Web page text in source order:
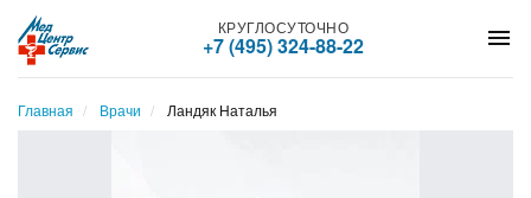
menu
КРУГЛОСУТОЧНО
+7 (495) 324-88-22
Главная Врачи Ландяк Наталья